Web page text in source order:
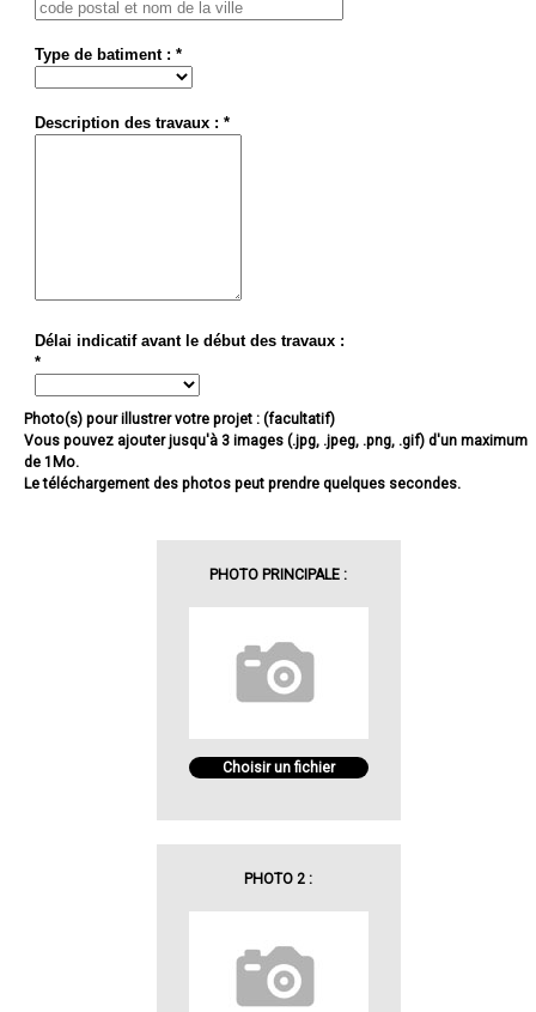
Type de batiment : *
Description des travaux : *
Délai indicatif avant le début des travaux :
*
Photo(s) pour illustrer votre projet : (facultatif)
Vous pouvez ajouter jusqu'à 3 images (.jpg, .jpeg, .png, .gif) d'un maximum
de 1Mo.
Le téléchargement des photos peut prendre quelques secondes.
PHOTO PRINCIPALE :
Choisir un fichier
PHOTO 2 :